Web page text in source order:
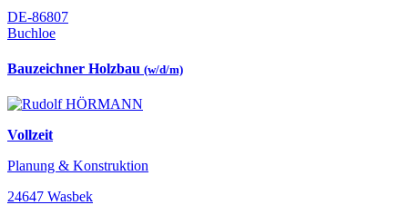
DE-86807
Buchloe
Bauzeichner Holzbau (w/d/m)
Vollzeit
Planung & Konstruktion
24647 Wasbek